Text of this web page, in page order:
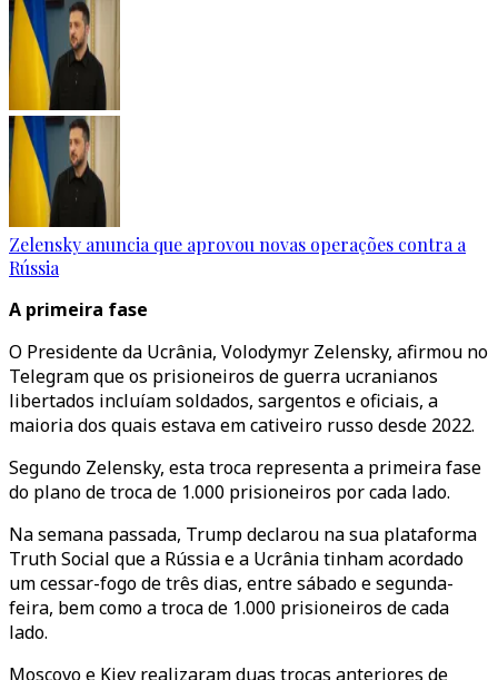
Zelensky anuncia que aprovou novas operações contra a
Rússia
A primeira fase
O Presidente da Ucrânia, Volodymyr Zelensky, afirmou no
Telegram que os prisioneiros de guerra ucranianos
libertados incluíam soldados, sargentos e oficiais, a
maioria dos quais estava em cativeiro russo desde 2022.
Segundo Zelensky, esta troca representa a primeira fase
do plano de troca de 1.000 prisioneiros por cada lado.
Na semana passada, Trump declarou na sua plataforma
Truth Social que a Rússia e a Ucrânia tinham acordado
um cessar-fogo de três dias, entre sábado e segunda-
feira, bem como a troca de 1.000 prisioneiros de cada
lado.
Moscovo e Kiev realizaram duas trocas anteriores de